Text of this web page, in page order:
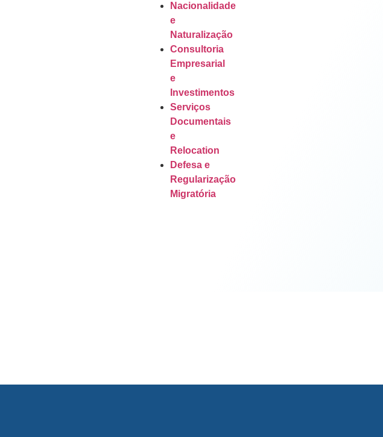
Nacionalidade
e
Naturalização
Consultoria
Empresarial
e
Investimentos
Serviços
Documentais
e
Relocation
Defesa e
Regularização
Migratória